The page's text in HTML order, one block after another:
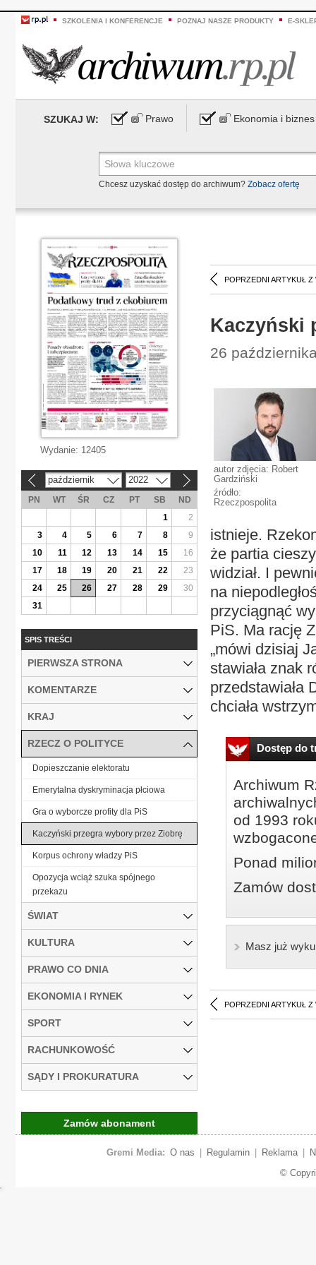
SZKOLENIA I KONFERENCJE POZNAJ NASZE PRODUKTY E-
SZUKAJ W: Prawo Ekonomia i biznes
Chcesz uzyskać dostęp do archiwum? Zobacz ofertę
POPRZEDNI ARTYKUŁ Z
Kaczyński
26
autor zdjęcia: Robert
Gardziński
źródło:
Rzeczpospolita
istnieje.
że partia
widział. I
na
przyciągnąć
PiS. Ma rację
„mówi dzisiaj
stawiała znak
przedstawiała
chciała
Dostęp do
Archiwum
od 1993
Ponad
Zamów
Masz już
POPRZEDNI ARTYKUŁ Z
Wydanie: 12405
październik 2022
PN WT ŚR CZ PT SB
ND
1
2
3
4 5 6 7 8
9
10
11 12 13 14 15
16
17
18 19 20 21 22
23
24
25 26 27 28 29
30
31
SPIS TREŚCI
PIERWSZA STRONA
KOMENTARZE
KRAJ
RZECZ O POLITYCE
Dopieszczanie elektoratu
Emerytalna dyskryminacja płciowa
Gra o wyborcze profity dla PiS
Kaczyński przegra wybory przez Ziobrę
Korpus ochrony władzy PiS
Opozycja wciąż szuka spójnego
przekazu
ŚWIAT
KULTURA
PRAWO CO DNIA
EKONOMIA I RYNEK
SPORT
RACHUNKOWOŚĆ
SĄDY I PROKURATURA
Zamów abonament
Gremi Media: O nas Regulamin Reklama
©